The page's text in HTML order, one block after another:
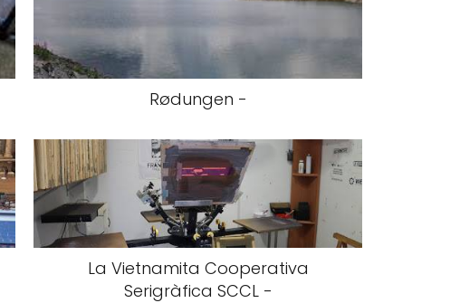
Rødungen -
La Vietnamita Cooperativa
Serigràfica SCCL -